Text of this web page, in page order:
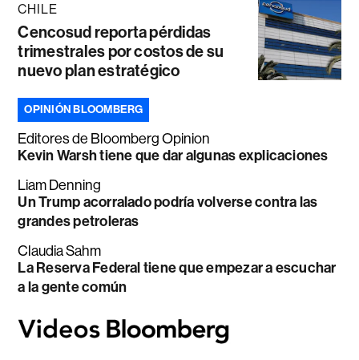
CHILE
Cencosud reporta pérdidas
trimestrales por costos de su
nuevo plan estratégico
OPINIÓN BLOOMBERG
Editores de Bloomberg Opinion
Kevin Warsh tiene que dar algunas explicaciones
Liam Denning
Un Trump acorralado podría volverse contra las
grandes petroleras
Claudia Sahm
La Reserva Federal tiene que empezar a escuchar
a la gente común